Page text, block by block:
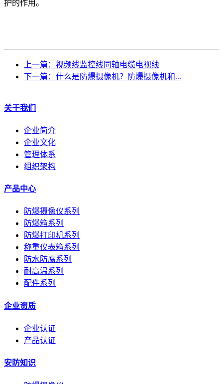
护的作用。
上一篇：视频线监控线同轴电缆电视线
下一篇：什么是防爆摄像机？防爆摄像机和...
关于我们
企业简介
企业文化
管理体系
组织架构
产品中心
防爆摄像仪系列
防爆箱系列
防爆打印机系列
称重仪表箱系列
防水防腐系列
耐高温系列
配件系列
企业资质
企业认证
产品认证
安防知识